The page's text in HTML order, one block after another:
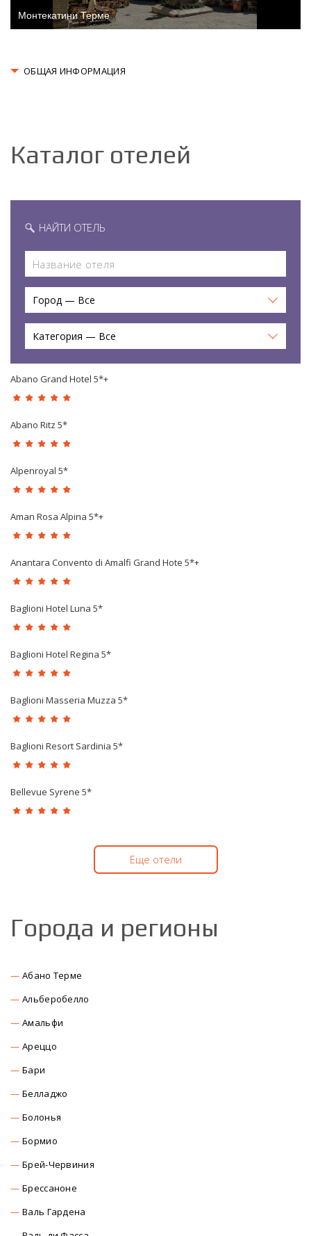
Монтекатини Терме
ОБЩАЯ ИНФОРМАЦИЯ
Каталог отелей
НАЙТИ ОТЕЛЬ
Город — Все
Категория — Все
Abano Grand Hotel 5*+
Abano Ritz 5*
Alpenroyal 5*
Aman Rosa Alpina 5*+
Anantara Convento di Amalfi Grand Hote 5*+
Baglioni Hotel Luna 5*
Baglioni Hotel Regina 5*
Baglioni Masseria Muzza 5*
Baglioni Resort Sardinia 5*
Bellevue Syrene 5*
Еще отели
Города и регионы
Абано Терме
Альберобелло
Амальфи
Ареццо
Бари
Белладжо
Болонья
Бормио
Брей-Червиния
Брессаноне
Валь Гардена